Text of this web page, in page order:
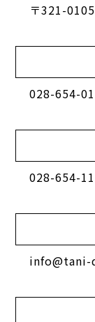
〒321-
028-654-
028-654-